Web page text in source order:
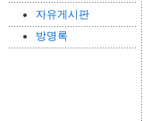
자유게시판
방명록